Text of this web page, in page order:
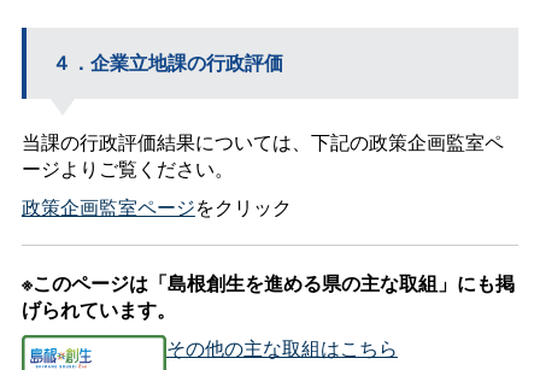
４．企業立地課の行政評価
当課の行政評価結果については、下記の政策企画監室ペ
ージよりご覧ください。
政策企画監室ページをクリック
※このページは「島根創生を進める県の主な取組」にも掲
げられています。
その他の主な取組はこちら